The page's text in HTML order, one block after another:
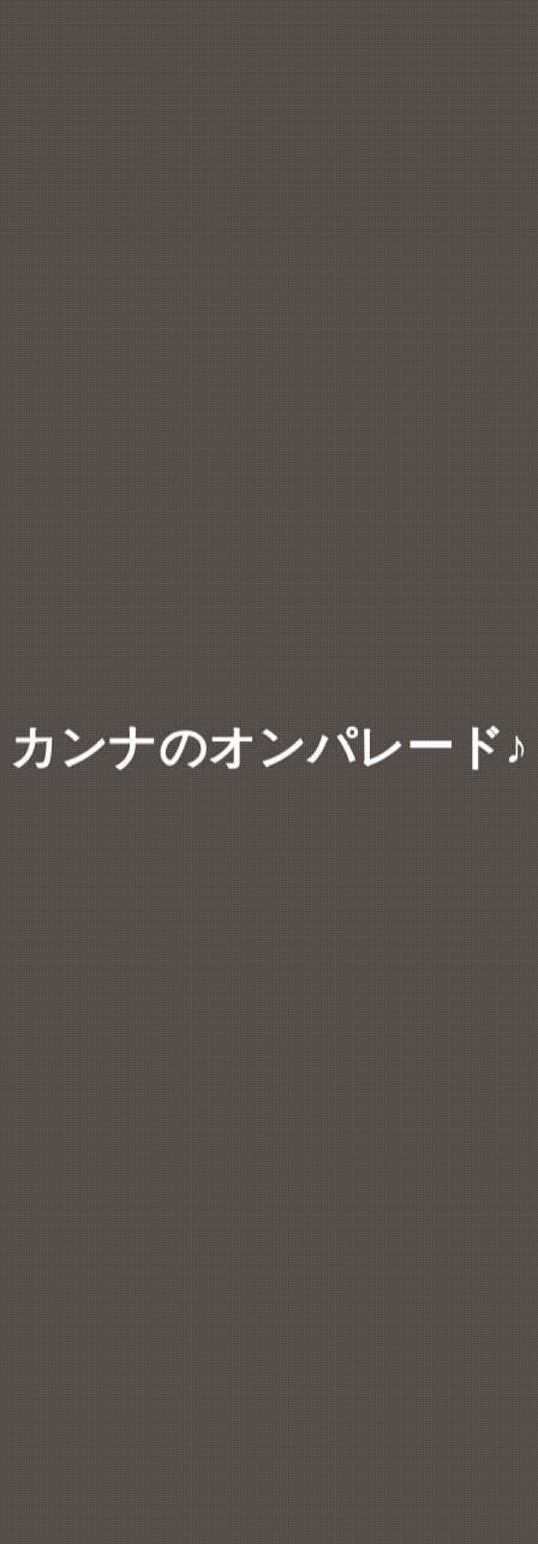
カンナのオンパレード♪